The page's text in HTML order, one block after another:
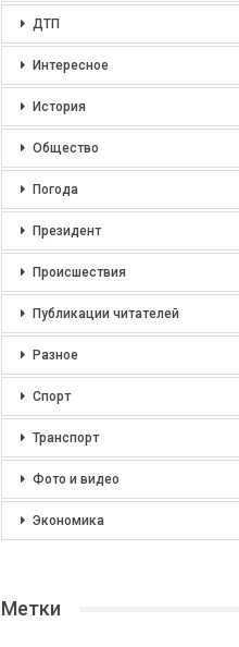
ДТП
Интересное
История
Общество
Погода
Президент
Происшествия
Публикации читателей
Разное
Спорт
Транспорт
Фото и видео
Экономика
Метки